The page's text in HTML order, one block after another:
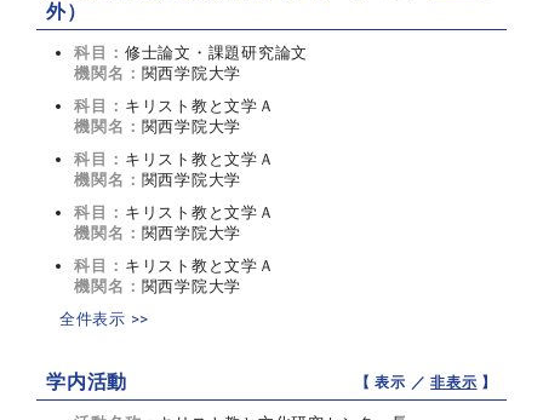
外）
科目： 修士論文・課題研究論文
機関名： 関西学院大学
科目： キリスト教と文学Ａ
機関名： 関西学院大学
科目： キリスト教と文学Ａ
機関名： 関西学院大学
科目： キリスト教と文学Ａ
機関名： 関西学院大学
科目： キリスト教と文学Ａ
機関名： 関西学院大学
全件表示 >>
学内活動 【 表示 ／非表示 】